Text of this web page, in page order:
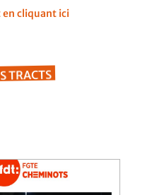
en cliquant ici
TRACTS